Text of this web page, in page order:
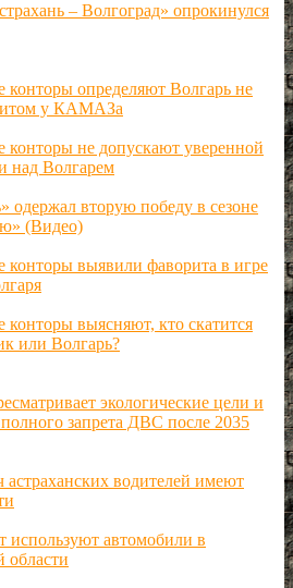
– Волгоград» опрокинулся
конторы определяют Волгарь не
у КАМАЗа
конторы не допускают уверенной
над Волгарем
одержал вторую победу в сезоне
(Видео)
конторы выявили фаворита в игре
конторы выясняют, кто скатится
или Волгарь?
экологические цели и
полного запрета ДВС после 2035
астраханских водителей имеют
используют автомобили в
области